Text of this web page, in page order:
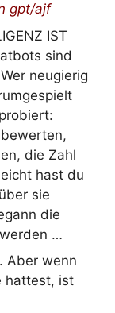
gpt/ajf
IST
sind
neugierig
die Zahl
hast du
sie
die
…
Aber wenn
hattest, ist